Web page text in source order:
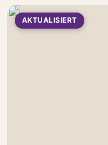
AKTUALISIERT